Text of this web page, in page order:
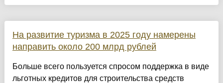
На развитие туризма в 2025 году намерены
направить около 200 млрд рублей
Больше всего пользуется спросом поддержка в виде
льготных кредитов для строительства средств